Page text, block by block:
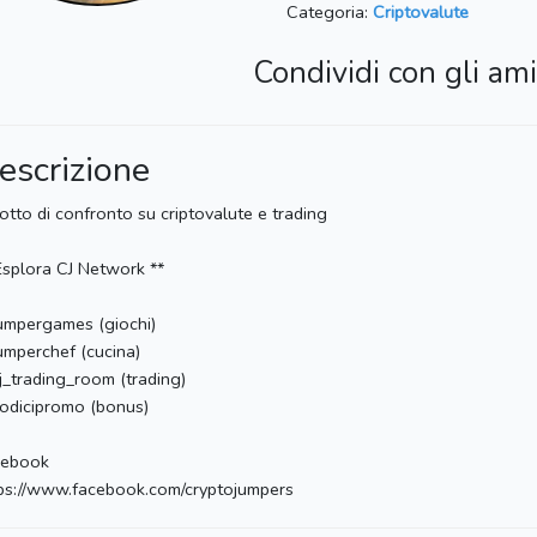
Categoria: Criptovalute
Condividi con gli
di confronto su criptovalute e trading
CJ Network **
(giochi)
(cucina)
(trading)
(bonus)
www.facebook.com/cryptojumpers